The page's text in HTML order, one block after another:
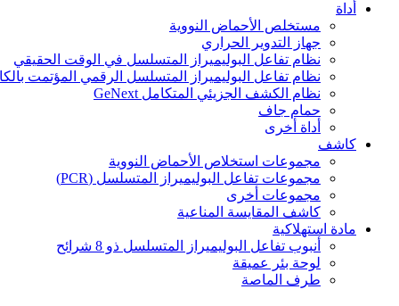
أداة
مستخلص الأحماض النووية
جهاز التدوير الحراري
نظام تفاعل البوليميراز المتسلسل في الوقت الحقيقي
نظام تفاعل البوليميراز المتسلسل الرقمي المؤتمت
نظام الكشف الجزيئي المتكامل GeNext
حمام جاف
أداة أخرى
كاشف
مجموعات استخلاص الأحماض النووية
مجموعات تفاعل البوليميراز المتسلسل (PCR)
مجموعات أخرى
كاشف المقايسة المناعية
مادة استهلاكية
أنبوب تفاعل البوليميراز المتسلسل ذو 8 شرائح
لوحة بئر عميقة
طرف الماصة